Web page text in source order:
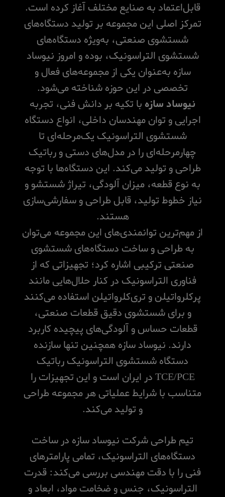
قابل‌اعتماد به صنایع مختلف آغاز کرده است.
تمرکز اصلی این مجموعه بر تولید دستگاه‌های
شستشوی صنعتی، به‌ویژه دستگاه‌های
شستشوی التراسونیک، بوده و امروز نیوساد
سازه به‌عنوان یکی از مجموعه‌های فعال و
تخصصی در این حوزه شناخته می‌شود.
نیوساد سازه با تکیه بر دانش فنی، تجربه
اجرایی و توان مهندسان داخلی، انواع دستگاه
شستشوی التراسونیک یک‌مرحله‌ای تا
چهارمرحله‌ای را در مدل‌های دستی و رباتیک
طراحی و تولید می‌کند. این دستگاه‌ها با توجه
به نوع قطعه، میزان آلودگی، تیراژ شستشو و
نیاز خطوط تولید، قابل طراحی و سفارشی‌سازی
هستند.
از مهم‌ترین توانمندی‌های این مجموعه می‌توان
به طراحی و ساخت دستگاه‌های شستشوی
صنعتی ترکیبی اشاره کرد؛ تجهیزاتی که از
فناوری التراسونیک در کنار حلال‌هایی مانند
پرکلرواتیلن و تری‌کلرواتیلن استفاده می‌کنند
و برای شستشوی دقیق قطعات صنعتی،
قطعات حساس و آلودگی‌های پیچیده کاربرد
دارند. نیوساد سازه همچنین تنها سازنده
دستگاه شستشوی التراسونیک رباتیک
TCE/PCE در ایران است و این تجهیزات را
متناسب با شرایط عملیاتی هر مجموعه طراحی
و تولید می‌کند.
تیم طراحی شرکت نیوساد سازه در ساخت
دستگاه‌های التراسونیک، تمامی پارامترهای
فنی را با دقت مهندسی بررسی می‌کند: قدرت
التراسونیک، جنس و ضخامت مواد، ابعاد و